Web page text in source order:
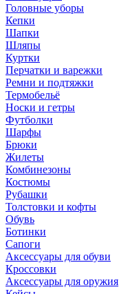
Головные уборы
Кепки
Шапки
Шляпы
Куртки
Перчатки и варежки
Ремни и подтяжки
Термобельё
Носки и гетры
Футболки
Шарфы
Брюки
Жилеты
Комбинезоны
Костюмы
Рубашки
Толстовки и кофты
Обувь
Ботинки
Сапоги
Аксессуары для обуви
Кроссовки
Аксессуары для оружия